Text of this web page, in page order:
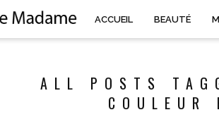
ACCUEIL BEAUTÉ
ALL POSTS
COULEUR